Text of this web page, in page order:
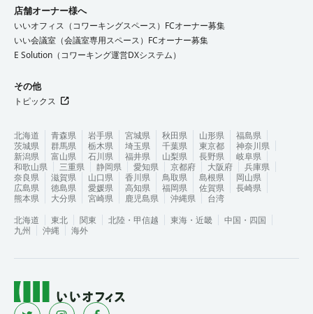
店舗オーナー様へ
いいオフィス（コワーキングスペース）FCオーナー募集
いい会議室（会議室専用スペース）FCオーナー募集
E Solution（コワーキング運営DXシステム）
その他
トピックス
北海道 青森県 岩手県 宮城県 秋田県 山形県
福島県
茨城県
群馬県 栃木県 埼玉県 千葉県 東京都
神奈川県
新潟県
富山県 石川県 福井県 山梨県 長野県
岐阜県
和歌山県
三重県 静岡県 愛知県 京都府 大阪府
兵庫県
奈良県
滋賀県 山口県 香川県 鳥取県 島根県
岡山県
広島県
徳島県 愛媛県 高知県 福岡県 佐賀県
長崎県
熊本県
大分県 宮崎県 鹿児島県 沖縄県
台湾
北海道
東北 関東 北陸・甲信越 東海・近畿
中国・四国
九州
沖縄 海外